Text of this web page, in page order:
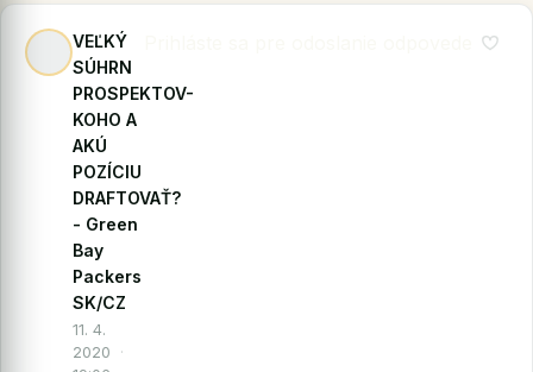
VEĽKÝ
SÚHRN
PROSPEKTOV-
KOHO A
AKÚ
POZÍCIU
DRAFTOVAŤ?
- Green
Bay
Packers
SK/CZ
11. 4.
2020
·